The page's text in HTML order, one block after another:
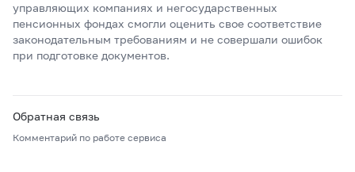
управляющих компаниях и негосударственных
пенсионных фондах смогли оценить свое соответствие
законодательным требованиям и не совершали ошибок
при подготовке документов.
Обратная связь
Комментарий по работе сервиса